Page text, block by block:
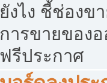
ยังไง ชี้ช่องข
การขายของ
ฟรีประกาศ